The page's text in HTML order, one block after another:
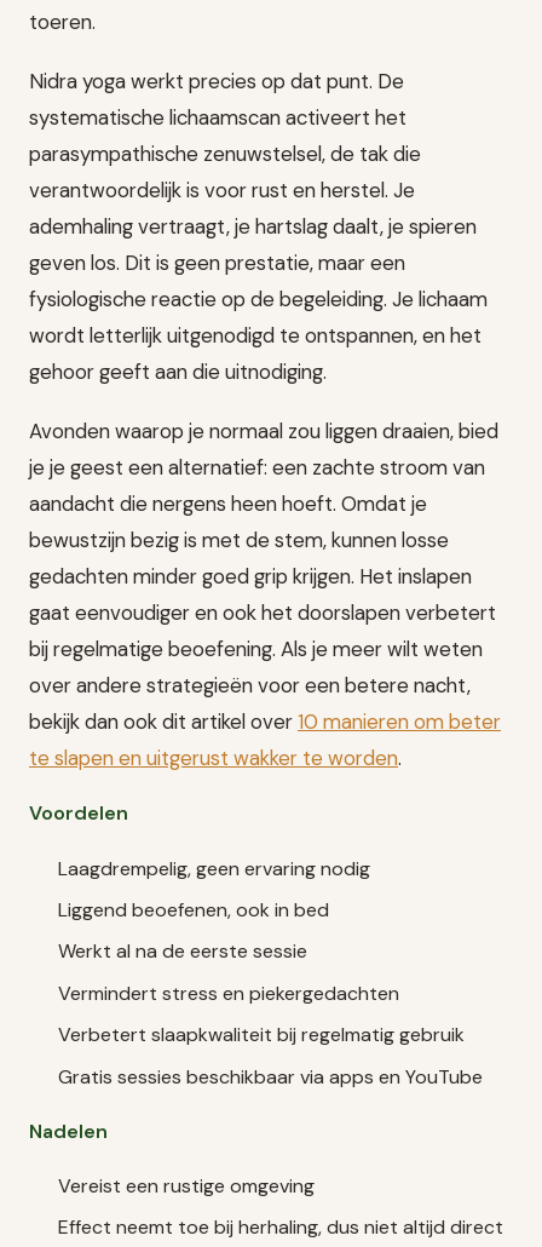
toeren.
Nidra yoga werkt precies op dat punt. De
systematische lichaamscan activeert het
parasympathische zenuwstelsel, de tak die
verantwoordelijk is voor rust en herstel. Je
ademhaling vertraagt, je hartslag daalt, je spieren
geven los. Dit is geen prestatie, maar een
fysiologische reactie op de begeleiding. Je lichaam
wordt letterlijk uitgenodigd te ontspannen, en het
gehoor geeft aan die uitnodiging.
Avonden waarop je normaal zou liggen draaien, bied
je je geest een alternatief: een zachte stroom van
aandacht die nergens heen hoeft. Omdat je
bewustzijn bezig is met de stem, kunnen losse
gedachten minder goed grip krijgen. Het inslapen
gaat eenvoudiger en ook het doorslapen verbetert
bij regelmatige beoefening. Als je meer wilt weten
over andere strategieën voor een betere nacht,
bekijk dan ook dit artikel over10 manieren om beter
te slapen en uitgerust wakker te worden.
Voordelen
Laagdrempelig, geen ervaring nodig
Liggend beoefenen, ook in bed
Werkt al na de eerste sessie
Vermindert stress en piekergedachten
Verbetert slaapkwaliteit bij regelmatig gebruik
Gratis sessies beschikbaar via apps en YouTube
Nadelen
Vereist een rustige omgeving
Effect neemt toe bij herhaling, dus niet altijd direct